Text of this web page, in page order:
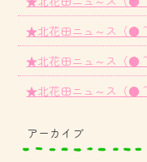
★北花田ニュ～ス（●
★北花田ニュ～ス（●
★北花田ニュ～ス（●
アーカイブ